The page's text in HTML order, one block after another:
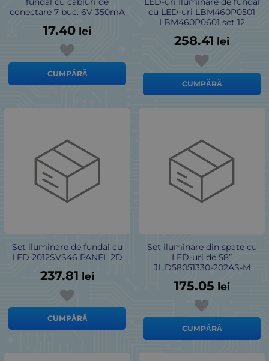
conectare 7 buc. 6V 350mA
17.40 lei
CUMPĂRĂ
cu LED-uri LBM460P0501
LBM460P0601 set 12
258.41 lei
CUMPĂRĂ
Set iluminare de fundal cu
LED 2012SVS46 PANEL 2D
237.81 lei
CUMPĂRĂ
Set iluminare din spate cu
LED-uri de 58”
JL.D58051330-202AS-M
175.05 lei
CUMPĂRĂ